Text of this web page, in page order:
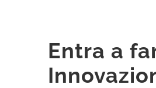
Entra a